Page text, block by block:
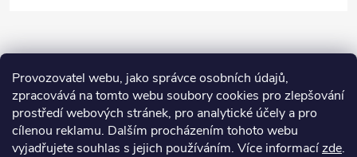
Provozovatel webu, jako správce osobních údajů,
zpracovává na tomto webu soubory cookies pro zlepšování
prostředí webových stránek, pro analytické účely a pro
cílenou reklamu. Dalším procházením tohoto webu
vyjadřujete souhlas s jejich používáním. Více informacízde.